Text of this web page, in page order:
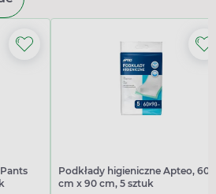
Podkłady higieniczne Apteo, 60
cm x 90 cm, 5 sztuk